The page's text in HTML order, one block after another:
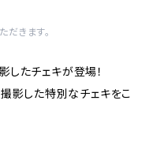
きます。
たチェキが登場！
影した特別なチェキをこ